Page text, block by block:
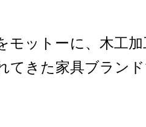
モットーに、木工
てきた家具ブラン